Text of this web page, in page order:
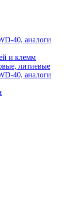
40, аналоги
и клемм
литиевые
40, аналоги